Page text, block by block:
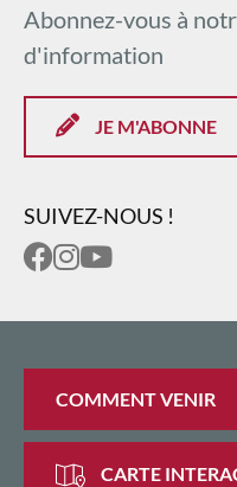
Abonnez-vous à
d'information
JE M'ABONNE
SUIVEZ-NOUS !
COMMENT VENIR
CARTE